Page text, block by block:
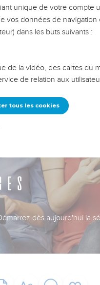
on voit
sont
erreurs
famille,
dès aujourd'hui la
unique de votre compte
vos données de navigation
dans les buts suivants :
de la vidéo, des cartes du
de relation aux
tous les cookies